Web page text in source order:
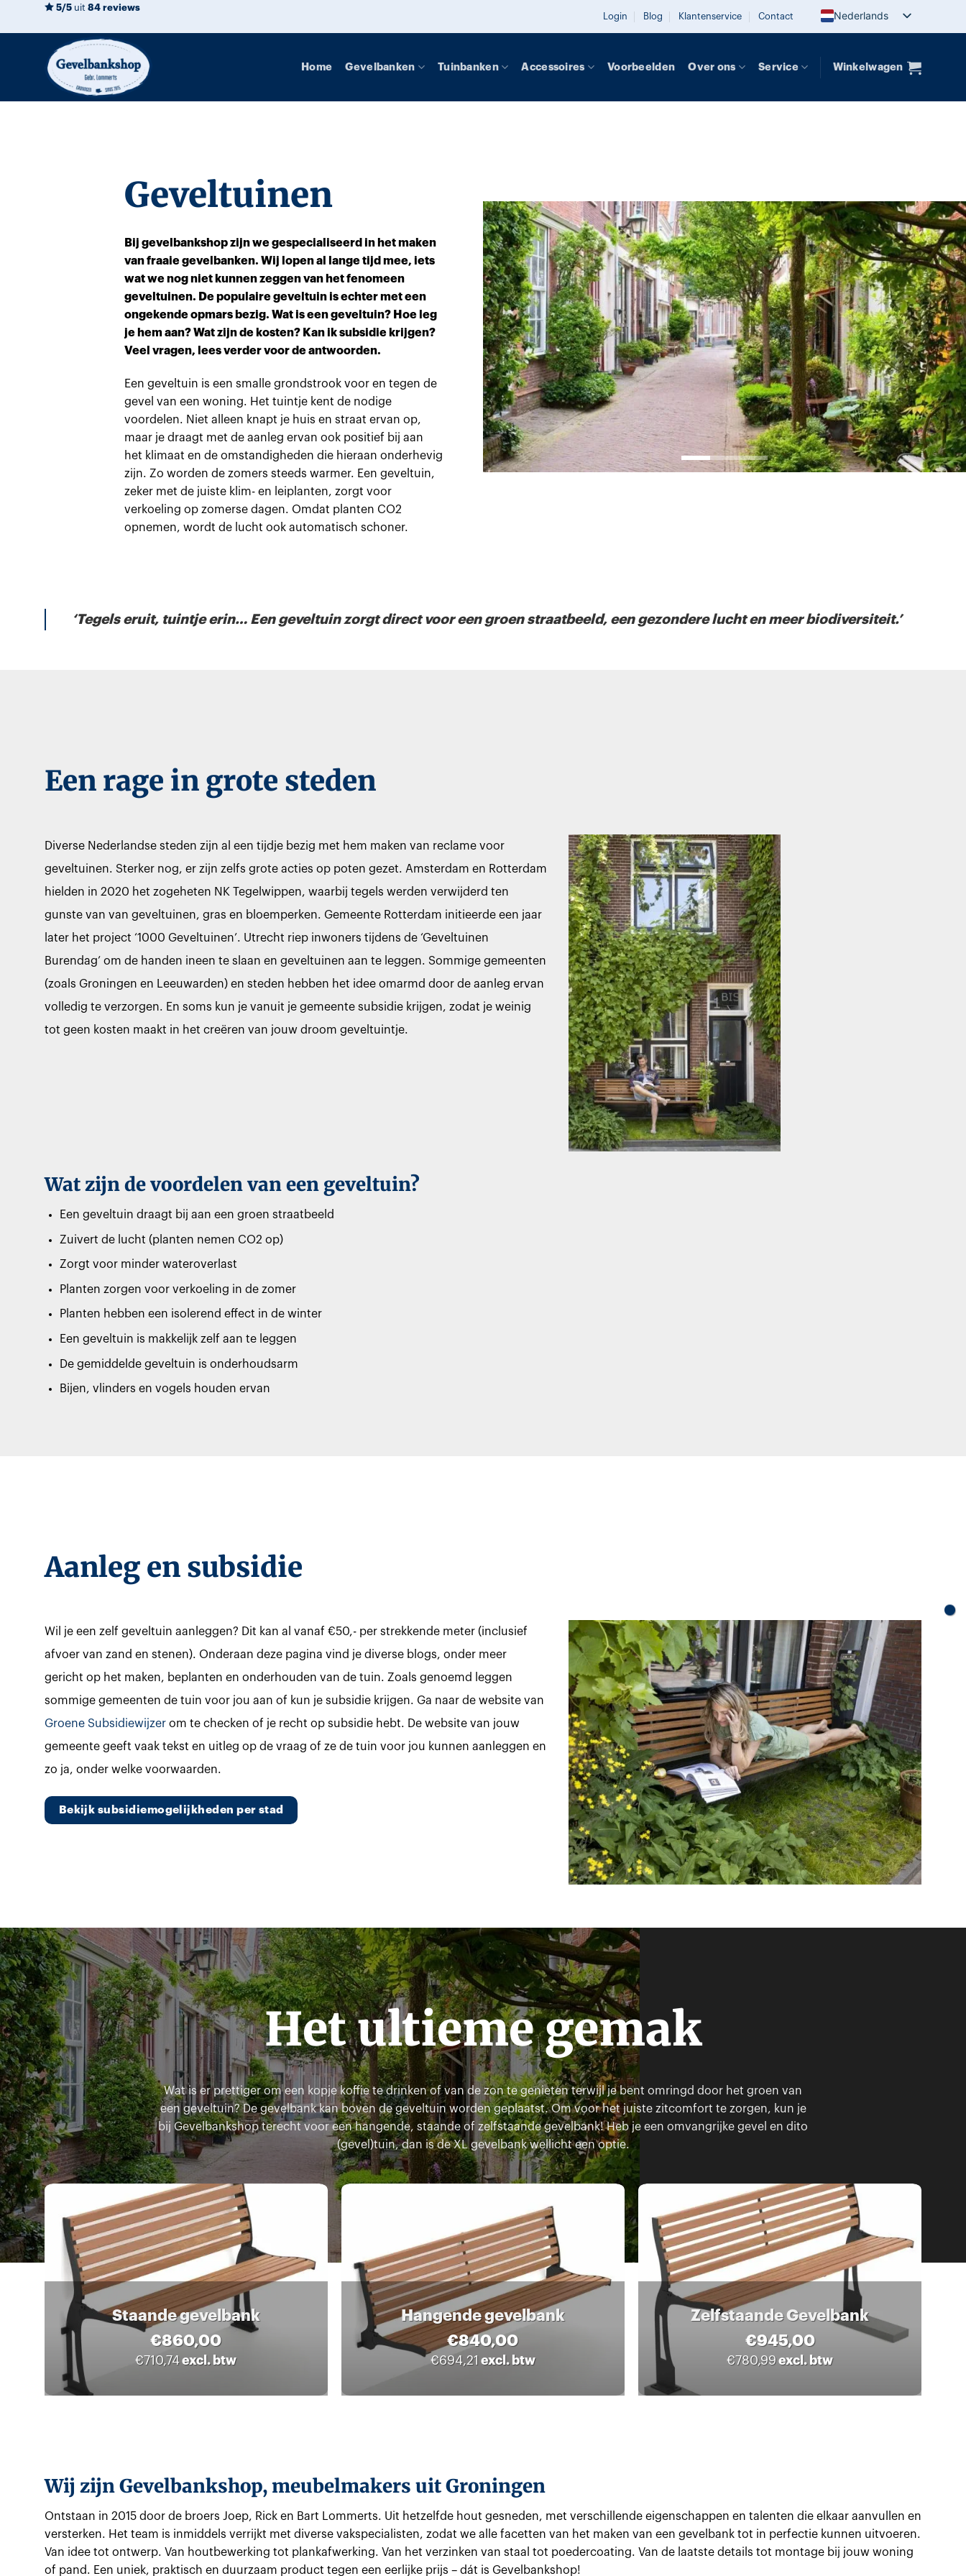
5/5 uit 84 reviews
Login Blog Klantenservice Contact Nederlands
Home Gevelbanken Tuinbanken Accessoires Voorbeelden Over ons Service Winkelwagen
Geveltuinen
Bij gevelbankshop zijn we gespecialiseerd in het maken
van fraaie gevelbanken. Wij lopen al lange tijd mee, iets
wat we nog niet kunnen zeggen van het fenomeen
geveltuinen. De populaire geveltuin is echter met een
ongekende opmars bezig. Wat is een geveltuin? Hoe leg
je hem aan? Wat zijn de kosten? Kan ik subsidie krijgen?
Veel vragen, lees verder voor de antwoorden.
Een geveltuin is een smalle grondstrook voor en tegen de
gevel van een woning. Het tuintje kent de nodige
voordelen. Niet alleen knapt je huis en straat ervan op,
maar je draagt met de aanleg ervan ook positief bij aan
het klimaat en de omstandigheden die hieraan onderhevig
zijn. Zo worden de zomers steeds warmer. Een geveltuin,
zeker met de juiste klim- en leiplanten, zorgt voor
verkoeling op zomerse dagen. Omdat planten CO2
opnemen, wordt de lucht ook automatisch schoner.
‘Tegels eruit, tuintje erin… Een geveltuin zorgt direct voor een groen straatbeeld, een gezondere lucht en meer biodiversiteit.’
Een rage in grote steden
Diverse Nederlandse steden zijn al een tijdje bezig met hem maken van reclame voor
geveltuinen. Sterker nog, er zijn zelfs grote acties op poten gezet. Amsterdam en Rotterdam
hielden in 2020 het zogeheten NK Tegelwippen, waarbij tegels werden verwijderd ten
gunste van van geveltuinen, gras en bloemperken. Gemeente Rotterdam initieerde een jaar
later het project ‘1000 Geveltuinen’. Utrecht riep inwoners tijdens de ‘Geveltuinen
Burendag’ om de handen ineen te slaan en geveltuinen aan te leggen. Sommige gemeenten
(zoals Groningen en Leeuwarden) en steden hebben het idee omarmd door de aanleg ervan
volledig te verzorgen. En soms kun je vanuit je gemeente subsidie krijgen, zodat je weinig
tot geen kosten maakt in het creëren van jouw droom geveltuintje.
Wat zijn de voordelen van een geveltuin?
Een geveltuin draagt bij aan een groen straatbeeld
Zuivert de lucht (planten nemen CO2 op)
Zorgt voor minder wateroverlast
Planten zorgen voor verkoeling in de zomer
Planten hebben een isolerend effect in de winter
Een geveltuin is makkelijk zelf aan te leggen
De gemiddelde geveltuin is onderhoudsarm
Bijen, vlinders en vogels houden ervan
Aanleg en subsidie
Wil je een zelf geveltuin aanleggen? Dit kan al vanaf €50,- per strekkende meter (inclusief
afvoer van zand en stenen). Onderaan deze pagina vind je diverse blogs, onder meer
gericht op het maken, beplanten en onderhouden van de tuin. Zoals genoemd leggen
sommige gemeenten de tuin voor jou aan of kun je subsidie krijgen. Ga naar de website van
Groene Subsidiewijzer om te checken of je recht op subsidie hebt. De website van jouw
gemeente geeft vaak tekst en uitleg op de vraag of ze de tuin voor jou kunnen aanleggen en
zo ja, onder welke voorwaarden.
Bekijk subsidiemogelijkheden per stad
Het ultieme gemak
Wat is er prettiger om een kopje koffie te drinken of van de zon te genieten terwijl je bent omringd door het groen van
een geveltuin? De gevelbank kan boven de geveltuin worden geplaatst. Om voor het juiste zitcomfort te zorgen, kun je
bij Gevelbankshop terecht voor een hangende, staande of zelfstaande gevelbank! Heb je een omvangrijke gevel en dito
(gevel)tuin, dan is de XL gevelbank wellicht een optie.
Staande gevelbank
€860,00
€710,74excl. btw
Hangende gevelbank
€840,00
€694,21 excl. btw
Zelfstaande Gevelbank
€945,00
€780,99excl. btw
Wij zijn Gevelbankshop, meubelmakers uit Groningen
Ontstaan in 2015 door de broers Joep, Rick en Bart Lommerts. Uit hetzelfde hout gesneden, met verschillende eigenschappen en talenten die elkaar aanvullen en
versterken. Het team is inmiddels verrijkt met diverse vakspecialisten, zodat we alle facetten van het maken van een gevelbank tot in perfectie kunnen uitvoeren.
Van idee tot ontwerp. Van houtbewerking tot plankafwerking. Van het verzinken van staal tot poedercoating. Van de laatste details tot montage bij jouw woning
of pand. Een uniek, praktisch en duurzaam product tegen een eerlijke prijs – dát is Gevelbankshop!